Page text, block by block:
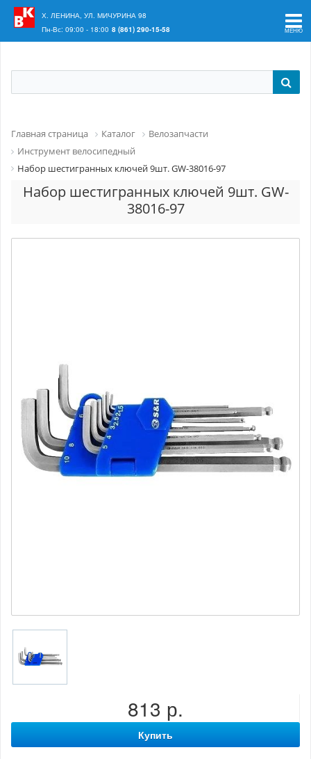
Ваш регион:
Х. ЛЕНИНА, УЛ. МИЧУРИНА 98
Пн-Вс: 09:00 - 18:00 8 (861) 290-15-58
Главная страница Каталог
Велозапчасти
Инструмент велосипедный
Набор шестигранных ключей 9шт. GW-38016-97
Набор шестигранных ключей 9шт. GW-
38016-97
813 р.
Купить